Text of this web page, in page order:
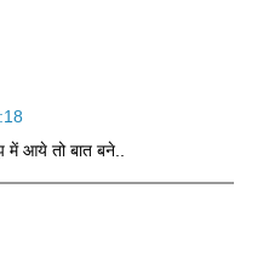
में आये तो बात बने..